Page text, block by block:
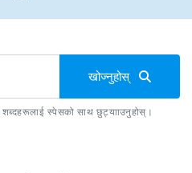
खोज्नुहोस्
स्पेसको साथ छुट्यााउनुहोस्।